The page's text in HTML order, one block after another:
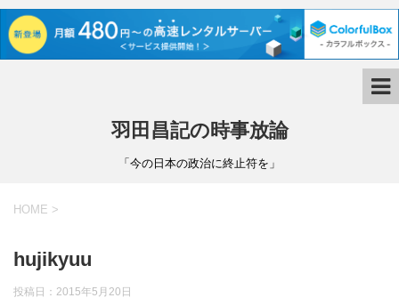
羽田昌記の時事放論
「今の日本の政治に終止符を」
HOME >
hujikyuu
投稿日： 2015年5月20日